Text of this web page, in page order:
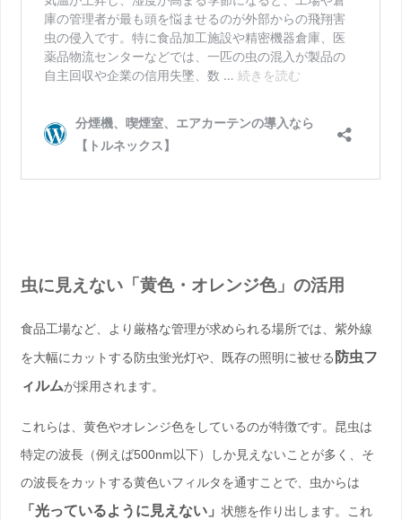
虫に見えない「黄色・オレンジ色」の活用
食品工場など、より厳格な管理が求められる場所では、紫外線
を大幅にカットする防虫蛍光灯や、既存の照明に被せる 防虫フ
ィルムが採用されます。
これらは、黄色やオレンジ色をしているのが特徴です。昆虫は
特定の波長（例えば500nm以下）しか見えないことが多く、そ
の波長をカットする黄色いフィルタを通すことで、虫からは
「光っているように見えない」状態を作り出します。これ